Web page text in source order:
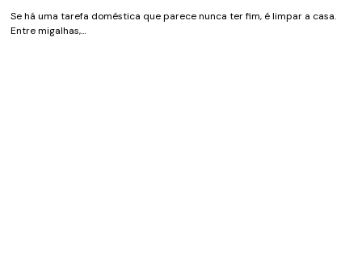
Se há uma tarefa doméstica que parece nunca ter fim, é limpar a casa.
Entre migalhas,…